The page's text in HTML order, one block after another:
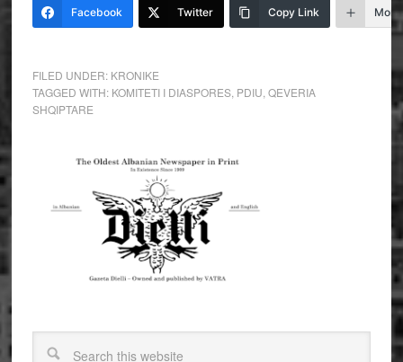
Facebook Twitter Copy Link More
FILED UNDER: KRONIKE
TAGGED WITH: KOMITETI I DIASPORES, PDIU QEVERIA
SHQIPTARE